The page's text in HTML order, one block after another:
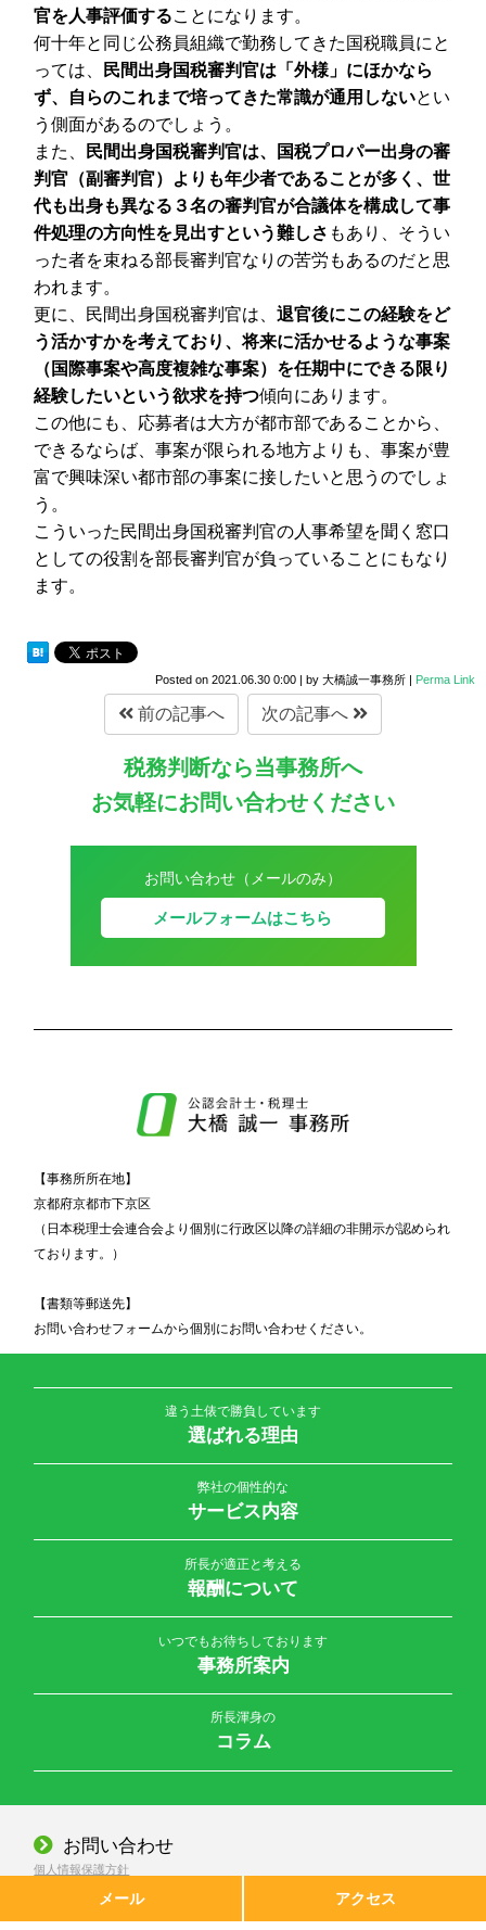
官を人事評価することになります。
何十年と同じ公務員組織で勤務してきた国税職員にと
っては、
民間出身国税審判官は「外様」にほかなら
ず、自らのこれまで培ってきた常識が通用しないとい
う側面があるのでしょう。
また、
民間出身国税審判官は、国税プロパー出身の審
判官（副審判官）よりも年少者であることが多く、世
代も出身も異なる３名の審判官が合議体を構成して事
件処理の方向性を見出すという難しさ もあり、そうい
った者を束ねる部長審判官なりの苦労もあるのだと思
われます。
更に、民間出身国税審判官は、退官後にこの経験をど
う活かすかを考えており、将来に活かせるような事案
（国際事案や高度複雑な事案）を任期中にできる限り
経験したいという欲求を持つ傾向にあります。
この他にも、応募者は大方が都市部であることから、
できるならば、事案が限られる地方よりも、事案が豊
富で興味深い都市部の事案に接したいと思うのでしょ
う。
こういった民間出身国税審判官の人事希望を聞く窓口
としての役割を部長審判官が負っていることにもなり
ます。
Posted on 2021.06.30 0:00 | by 大橋誠一事務所 | Perma Link
前の記事へ 次の記事へ
税務判断なら当事務所へ
お気軽にお問い合わせください
お問い合わせ（メールのみ）
メールフォームはこちら
【事務所所在地】
京都府京都市下京区
（日本税理士会連合会より個別に行政区以降の詳細の非開示が認められ
ております。）
【書類等郵送先】
お問い合わせフォームから個別にお問い合わせください。
違う土俵で勝負しています
選ばれる理由
弊社の個性的な
サービス内容
所長が適正と考える
報酬について
いつでもお待ちしております
事務所案内
所長渾身の
コラム
お問い合わせ
個人情報保護方針
© 2026 公認会計士・税理士 大橋誠一事務所 All Rights Reserved.
メール アクセス